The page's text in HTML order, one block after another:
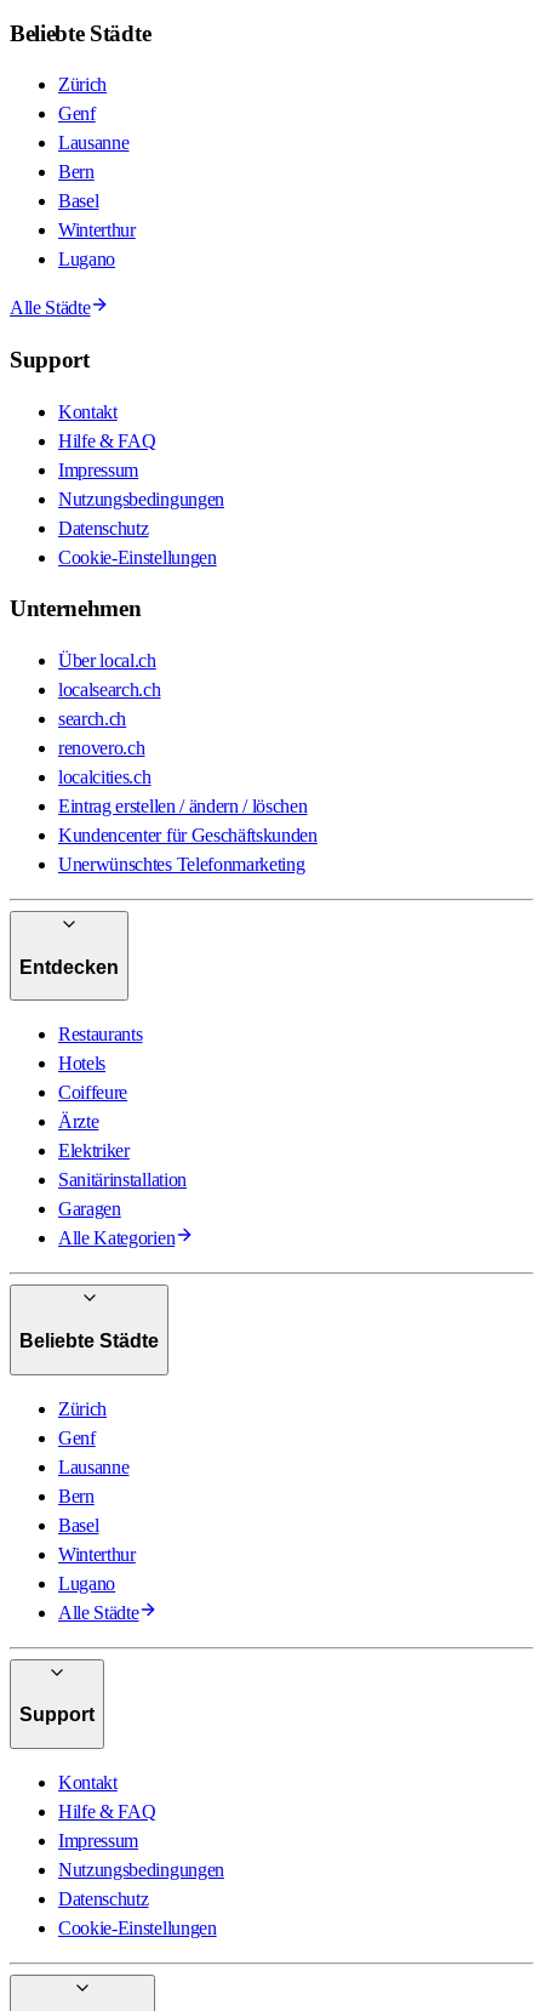
Beliebte Städte
Zürich
Genf
Lausanne
Bern
Basel
Winterthur
Lugano
Alle Städte
Support
Kontakt
Hilfe & FAQ
Impressum
Nutzungsbedingungen
Datenschutz
Cookie-Einstellungen
Unternehmen
Über local.ch
localsearch.ch
search.ch
renovero.ch
localcities.ch
Eintrag erstellen / ändern / löschen
Kundencenter für Geschäftskunden
Unerwünschtes Telefonmarketing
Entdecken
Restaurants
Hotels
Coiffeure
Ärzte
Elektriker
Sanitärinstallation
Garagen
Alle Kategorien
Beliebte Städte
Zürich
Genf
Lausanne
Bern
Basel
Winterthur
Lugano
Alle Städte
Support
Kontakt
Hilfe & FAQ
Impressum
Nutzungsbedingungen
Datenschutz
Cookie-Einstellungen